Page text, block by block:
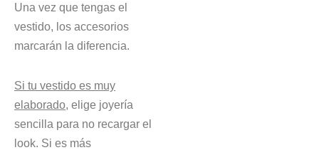
Una vez que tengas el
vestido, los accesorios
marcarán la diferencia.
Si tu vestido es muy
elaborado, elige joyería
sencilla para no recargar el
look. Si es más